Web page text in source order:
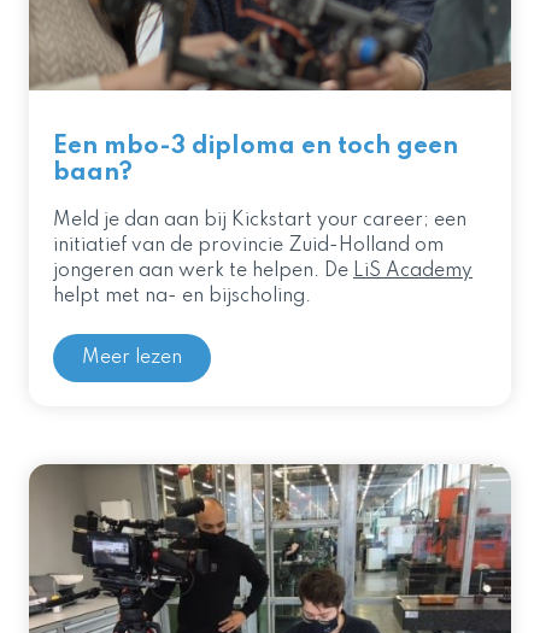
Een mbo-3 diploma en toch geen
baan?
Meld je dan aan bij Kickstart your career; een
initiatief van de provincie Zuid-Holland om
jongeren aan werk te helpen. De LiS Academy
helpt met na- en bijscholing.
Meer lezen